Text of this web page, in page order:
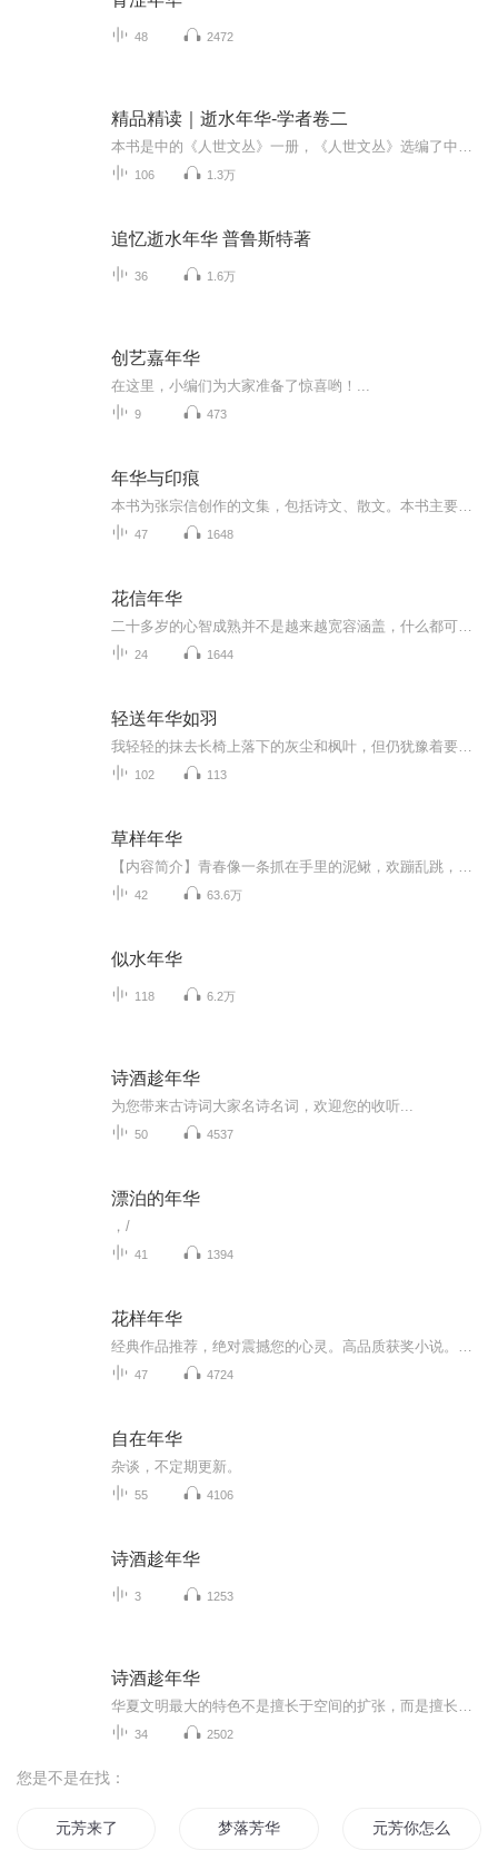
48 2472
精品精读｜逝水年华-学者卷二
106 1.3万
追忆逝水年华 普鲁斯特著
36 1.6万
创艺嘉年华
在这里，小编们为大家准备了惊喜哟！...
9 473
年华与印痕
47 1648
花信年华
24 1644
轻送年华如羽
102 113
草样年华
42 63.6万
似水年华
118 6.2万
诗酒趁年华
为您带来古诗词大家名诗名词，欢迎您的收听...
50 4537
漂泊的年华
，/
41 1394
花样年华
47 4724
自在年华
杂谈，不定期更新。
55 4106
诗酒趁年华
3 1253
诗酒趁年华
34 2502
您是不是在找：
元芳来了 梦落芳华 元芳你怎么看